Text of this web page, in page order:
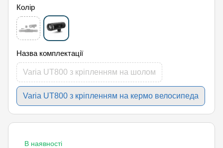
Колір
Назва комплектації
Varia UT800 з кріпленням на шолом
Varia UT800 з кріпленням на кермо велосипеда
В наявності